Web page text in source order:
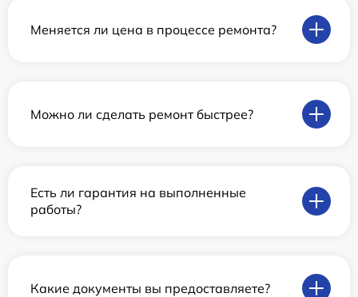
Меняется ли цена в процессе ремонта?
Можно ли сделать ремонт быстрее?
Есть ли гарантия на выполненные
работы?
Какие документы вы предоставляете?